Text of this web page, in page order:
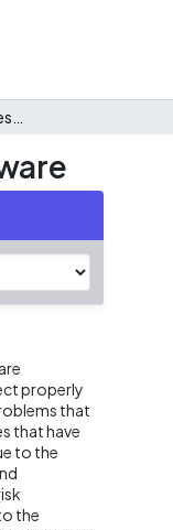
properly
that
that have
to the
the